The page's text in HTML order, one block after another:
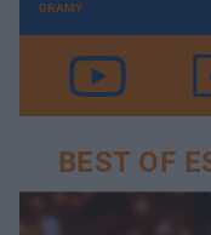
GRAMY
BEST OF